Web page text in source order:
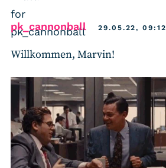
pk_cannonballsays:29.05.22, 09:12
Willkommen, Marvin!